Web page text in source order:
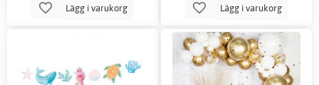
Lägg i varukorg Lägg i varukorg